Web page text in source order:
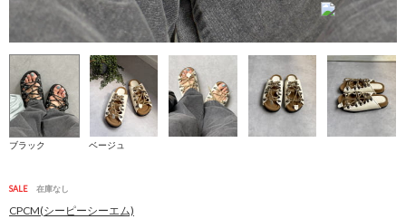
ブラック ベージュ
SALE 在庫なし
CPCM(シーピーシーエム)